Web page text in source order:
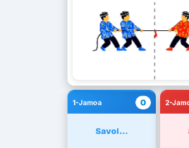
1-Jamoa 0
Savol...
2-